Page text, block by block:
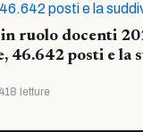
ruolo docenti
46.642 posti e la
letture